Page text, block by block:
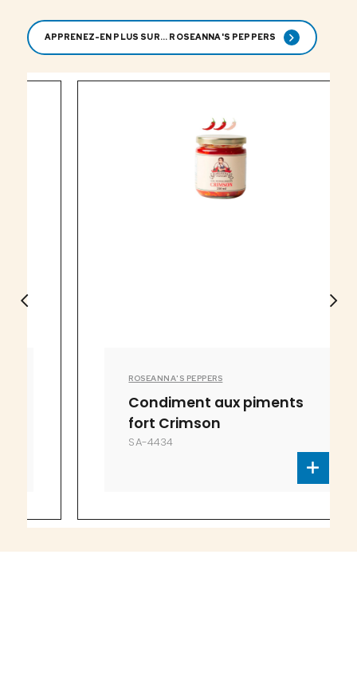
APPRENEZ-EN PLUS SUR... ROSEANNA'S PEPPERS
ROSEANNA'S PEPPERS
Condiment aux piments
fort Crimson
SA-4434